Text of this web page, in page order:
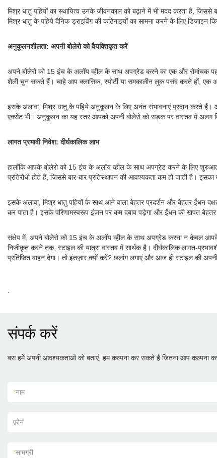
मिश्र धातु पहियों का स्थायित्व उनके जीवनकाल को बढ़ाने में भी मदद करता है,
मिश्र धातु के पहिये दैनिक ड्राइविंग की कठिनाइयों का सामना करने के लिए
अनुकूलनशीलता: अपनी बोलेरो को वैयक्तिकृत करें
अपने बोलेरो को 15 इंच के अलॉय व्हील के साथ अपग्रेड करने का एक और रोमांचक
शैली चुन सकते हैं। चाहे आप क्लासिक, स्पोर्टी या समकालीन लुक पसंद करते हों, एक
इसके अलावा, मिश्र धातु के पहिये अनुकूलन के लिए अनंत संभावनाएं प्रदान करते
एक्सेंट भी। अनुकूलन का यह स्तर आपको अपनी बोलेरो को सड़क पर वास्तव में अलग
लागत प्रभावी निवेश: दीर्घकालिक लाभ
हालाँकि आपके बोलेरो को 15 इंच के अलॉय व्हील के साथ अपग्रेड करने के लिए
प्रतिरोधी होते हैं, जिससे बार-बार प्रतिस्थापन की आवश्यकता कम हो जाती है।
इसके अलावा, मिश्र धातु पहियों के साथ आने वाला बेहतर प्रदर्शन और बेहतर ईंधन
कर पाता है। इसके परिणामस्वरूप इंजन पर कम दबाव पड़ेगा और ईंधन की खपत बेहतर
संक्षेप में, अपने बोलेरो को 15 इंच के अलॉय व्हील के साथ अपग्रेड करना न केवल आपके
निजीकृत करने तक, स्टाइल की यात्रा वास्तव में सार्थक है। दीर्घकालिक लागत-
प्रतिष्ठित वाहन देगा। तो इंतज़ार क्यों करें? छलांग लगाएं और आज ही स्टाइल की
संपर्क करें
बस हमें अपनी आवश्यकताओं को बताएं, हम कल्पना कर सकते हैं जितना आप कल्पना
*नाम
फ़ोन
*सामग्री